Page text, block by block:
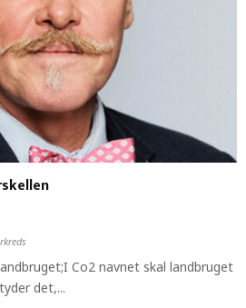
Co2 navnet skal landbruget
det,...